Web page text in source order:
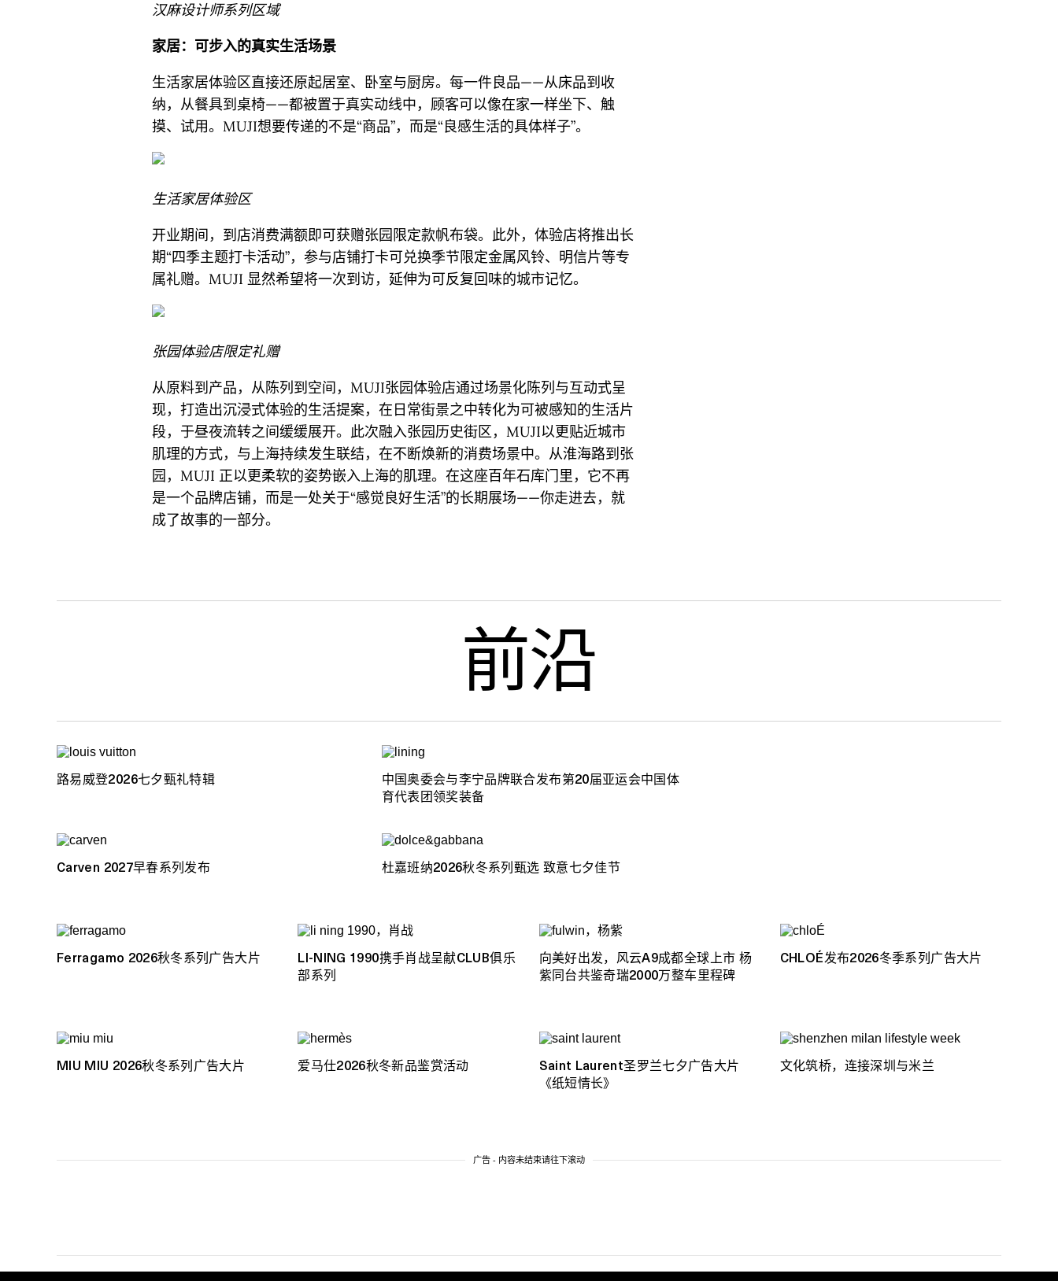
汉麻设计师系列区域
家居：可步入的真实生活场景
生活家居体验区直接还原起居室、卧室与厨房。每一件良品——从床品到收
纳，从餐具到桌椅——都被置于真实动线中，顾客可以像在家一样坐下、触
摸、试用。MUJI想要传递的不是“商品”，而是“良感生活的具体样子”。
生活家居体验区
开业期间，到店消费满额即可获赠张园限定款帆布袋。此外，体验店将推出长
期“四季主题打卡活动”，参与店铺打卡可兑换季节限定金属风铃、明信片等专
属礼赠。MUJI 显然希望将一次到访，延伸为可反复回味的城市记忆。
张园体验店限定礼赠
从原料到产品，从陈列到空间，MUJI张园体验店通过场景化陈列与互动式呈
现，打造出沉浸式体验的生活提案，在日常街景之中转化为可被感知的生活片
段，于昼夜流转之间缓缓展开。此次融入张园历史街区，MUJI以更贴近城市
肌理的方式，与上海持续发生联结，在不断焕新的消费场景中。从淮海路到张
园，MUJI 正以更柔软的姿势嵌入上海的肌理。在这座百年石库门里，它不再
是一个品牌店铺，而是一处关于“感觉良好生活”的长期展场——你走进去，就
成了故事的一部分。
前沿
路易威登2026七夕甄礼特辑
中国奥委会与李宁品牌联合发布第20届亚运会中国体
育代表团领奖装备
Carven 2027早春系列发布 杜嘉班纳2026秋冬系列甄选 致意七夕佳节
Ferragamo 2026秋冬系列广告大片
LI-NING 1990携手肖战呈献CLUB俱乐
部系列
向美好出发，风云A9成都全球上市 杨
紫同台共鉴奇瑞2000万整车里程碑
CHLOÉ发布2026冬季系列广告大片
MIU MIU 2026秋冬系列广告大片 爱马仕2026秋冬新品鉴赏活动
Saint Laurent圣罗兰七夕广告大片
《纸短情长》
文化筑桥，连接深圳与米兰
广告 - 内容未结束请往下滚动